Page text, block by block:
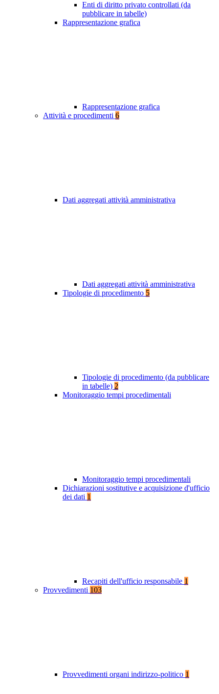
Enti di diritto privato controllati (da
pubblicare in tabelle)
Rappresentazione grafica
Rappresentazione grafica
Attività e procedimenti 6
Dati aggregati attività amministrativa
Dati aggregati attività amministrativa
Tipologie di procedimento 5
Tipologie di procedimento (da pubblicare
in tabelle) 2
Monitoraggio tempi procedimentali
Monitoraggio tempi procedimentali
Dichiarazioni sostitutive e acquisizione d'ufficio
dei dati 1
Recapiti dell'ufficio responsabile 1
Provvedimenti 103
Provvedimenti organi indirizzo-politico 1